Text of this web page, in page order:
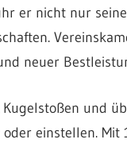
er nicht nur
neuer
und
einstellen. Mit